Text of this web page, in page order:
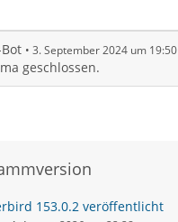
3. September 2024 um 19:50
geschlossen.
153.0.2 veröffentlicht